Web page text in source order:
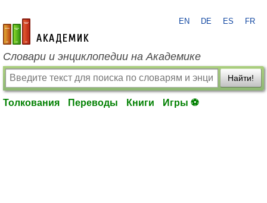
academic.ru
EN DE ES FR
Словари и энциклопедии на Академике
Найти!
Толкования Переводы Книги Игры ⚽